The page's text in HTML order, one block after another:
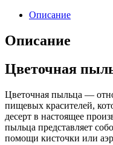
Описание
Описание
Цветочная
Цветочная пыльца —
пищевых красителей,
десерт в настоящее
пыльца представляет
помощи кисточки или